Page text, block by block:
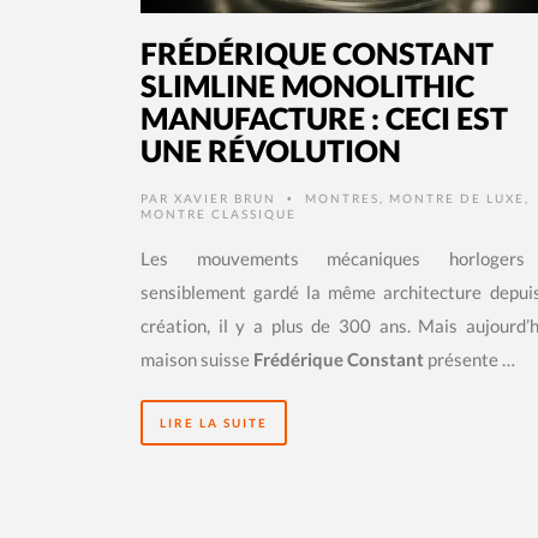
FRÉDÉRIQUE CONSTANT
SLIMLINE MONOLITHIC
MANUFACTURE : CECI EST
UNE RÉVOLUTION
PAR XAVIER BRUN • MONTRES MONTRE DE LUXE
MONTRE CLASSIQUE
Les mouvements mécaniques
sensiblement gardé la même architecture
création, il y a plus de 300 ans. Mais
maison suisse Frédérique Constant présente …
LIRE LA SUITE